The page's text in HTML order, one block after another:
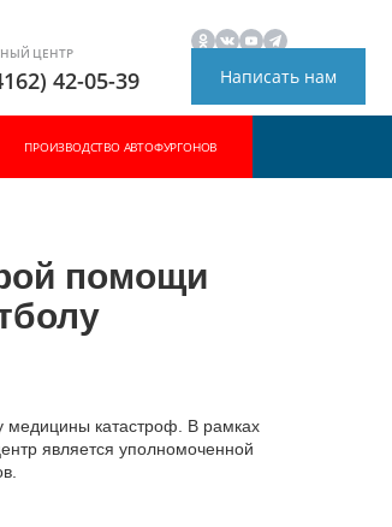
ЦЕНТР
42-05-39 Написать нам
ПРОИЗВОДСТВО АВТОФУРГОНОВ
помощи
медицины катастроф. В рамках
является уполномоченной